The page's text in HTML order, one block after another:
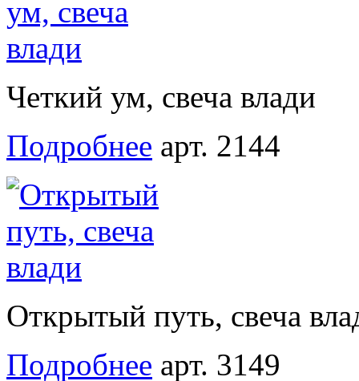
Четкий ум, свеча влади
Подробнее арт. 2144
Открытый путь, свеча
Подробнее арт. 3149